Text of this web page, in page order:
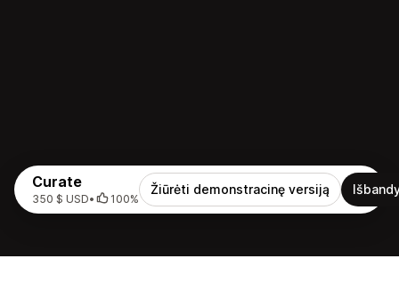
Curate
350 $ USD• 100%
Žiūrėti demonstracinę versiją